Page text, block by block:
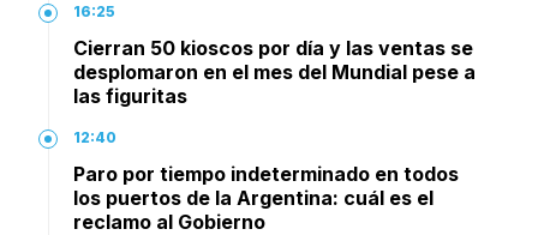
16:25
Cierran 50 kioscos por día y las ventas se
desplomaron en el mes del Mundial pese a
las figuritas
12:40
Paro por tiempo indeterminado en todos
los puertos de la Argentina: cuál es el
reclamo al Gobierno